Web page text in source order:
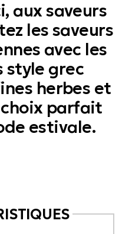
aux saveurs
les saveurs
avec les
style grec
herbes et
parfait
estivale.